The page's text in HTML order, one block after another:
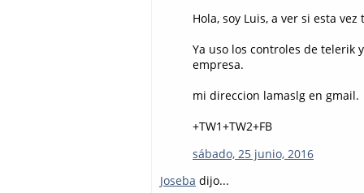
Hola, soy Luis, a ver si esta
Ya uso los controles de telerik
empresa.
mi direccion lamaslg en gmail.
+TW1+TW2+FB
sábado, 25 junio, 2016
Joseba dijo...